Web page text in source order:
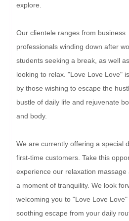
explore.
Our clientele ranges from business
professionals winding down after
students seeking a break, as well
looking to relax. "Love Love Love"
by those wishing to escape the
bustle of daily life and rejuvenate
and body.
We are currently offering a special
first-time customers. Take this
experience our relaxation massage
a moment of tranquility. We look
welcoming you to "Love Love Love"
soothing escape from your daily